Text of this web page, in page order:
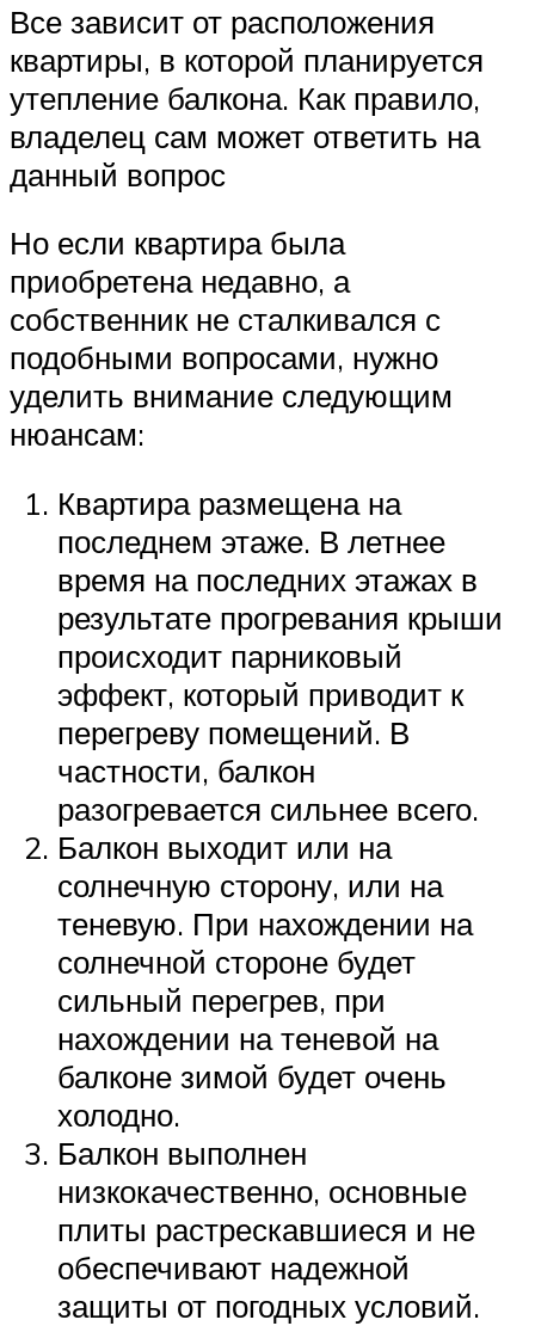
Все зависит от расположения
квартиры, в которой планируется
утепление балкона. Как правило,
владелец сам может ответить на
данный вопрос
Но если квартира была
приобретена недавно, а
собственник не сталкивался с
подобными вопросами, нужно
уделить внимание следующим
нюансам:
Квартира размещена на
последнем этаже. В летнее
время на последних этажах в
результате прогревания крыши
происходит парниковый
эффект, который приводит к
перегреву помещений. В
частности, балкон
разогревается сильнее всего.
Балкон выходит или на
солнечную сторону, или на
теневую. При нахождении на
солнечной стороне будет
сильный перегрев, при
нахождении на теневой на
балконе зимой будет очень
холодно.
Балкон выполнен
низкокачественно, основные
плиты растрескавшиеся и не
обеспечивают надежной
защиты от погодных условий.